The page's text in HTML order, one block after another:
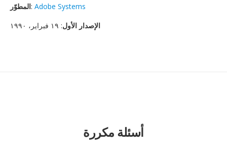
المطوّر: Adobe Systems
الإصدار الأول: ١٩ فبراير، ١٩٩٠
أسئلة مكررة